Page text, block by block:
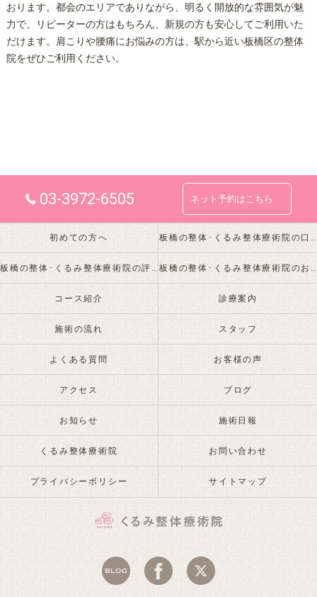
おります。都会のエリアでありながら、明るく開放的な雰囲気が魅
力で、リピーターの方はもちろん、新規の方も安心してご利用いた
だけます。肩こりや腰痛にお悩みの方は、駅から近い板橋区の整体
院をぜひご利用ください。
03-3972-6505 ネット予約はこちら
初めての方へ 板橋の整体･くるみ整体療術院の口コミ情報
板橋の整体･くるみ整体療術院の評判 板橋の整体･くるみ整体療術院のお客様の声
コース紹介 診療案内
施術の流れ スタッフ
よくある質問 お客様の声
アクセス ブログ
お知らせ 施術日報
くるみ整体療術院 お問い合わせ
プライバシーポリシー サイトマップ